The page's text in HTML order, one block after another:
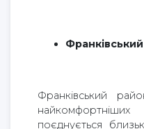
Франківський
поєднується